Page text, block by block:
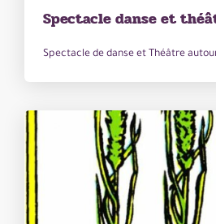
Spectacle danse et
Spectacle de danse et Théâtre